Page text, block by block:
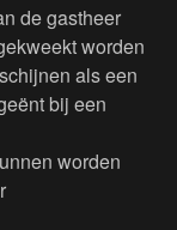
de gastheer
worden
als een
bij een
worden